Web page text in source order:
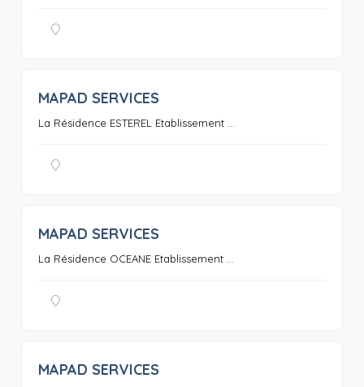
MAPAD SERVICES
La Résidence ESTEREL Etablissement ...
MAPAD SERVICES
La Résidence OCEANE Etablissement ...
MAPAD SERVICES